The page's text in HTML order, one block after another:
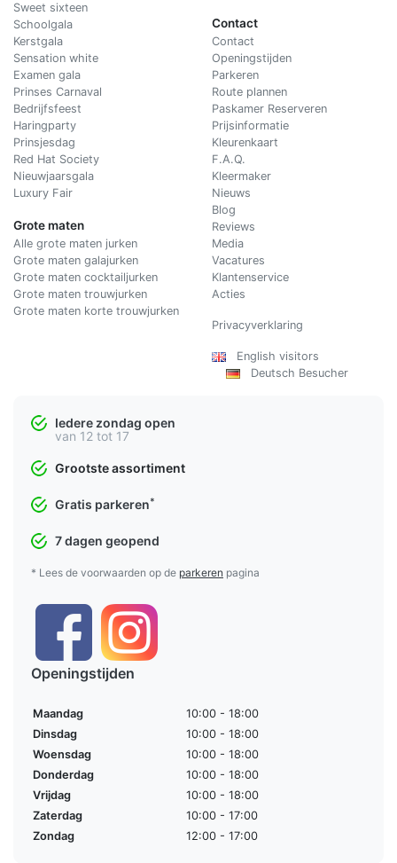
Sweet sixteen
Schoolgala
Kerstgala
Sensation white
Examen gala
Prinses Carnaval
Bedrijfsfeest
Haringparty
Prinsjesdag
Red Hat Society
Nieuwjaarsgala
Luxury Fair
Grote maten
Alle grote maten jurken
Grote maten galajurken
Grote maten cocktailjurken
Grote maten trouwjurken
Grote maten korte trouwjurken
Contact
Contact
Openingstijden
Parkeren
Route plannen
Paskamer Reserveren
Prijsinformatie
Kleurenkaart
F.A.Q.
Kleermaker
Nieuws
Blog
Reviews
Media
Vacatures
Klantenservice
Acties
Privacyverklaring
English visitors
Deutsch Besucher
Iedere zondag open
van 12 tot 17
Grootste assortiment
Gratis parkeren*
7 dagen geopend
* Lees de voorwaarden op de parkeren pagina
Openingstijden
Maandag
10:00 - 18:00
Dinsdag
10:00 - 18:00
Woensdag
10:00 - 18:00
Donderdag
10:00 - 18:00
Vrijdag
10:00 - 18:00
Zaterdag
10:00 - 17:00
Zondag
12:00 - 17:00